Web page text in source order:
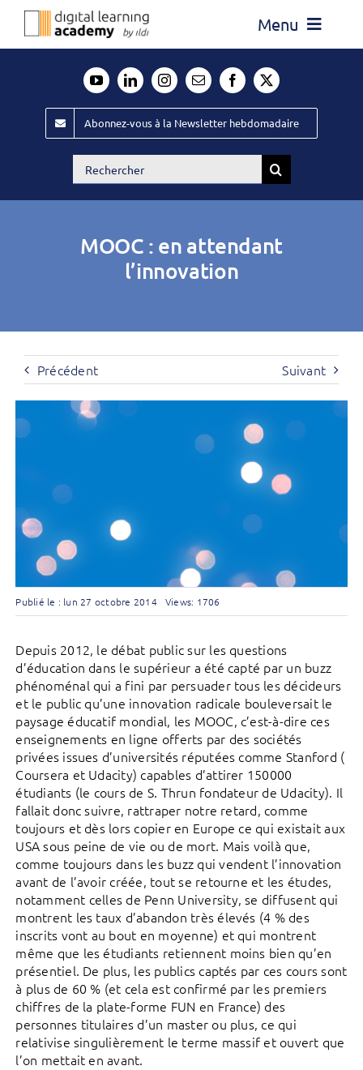
Passer
Menu
Évènements ILDI
Offres d’emploi
Abonnez-vous à la Newsletter hebdomadaire
Rechercher:
MOOC : en attendant
l’innovation
Précédent Suivant
Publié le : lun 27 octobre 2014 Views: 1706
Depuis 2012, le débat public sur les questions
d’éducation dans le supérieur a été capté par un buzz
phénoménal qui a fini par persuader tous les décideurs
et le public qu’une innovation radicale bouleversait le
paysage éducatif mondial, les MOOC, c’est-à-dire ces
enseignements en ligne offerts par des sociétés
privées issues d’universités réputées comme Stanford (
Coursera et Udacity) capables d’attirer 150000
étudiants (le cours de S. Thrun fondateur de Udacity). Il
fallait donc suivre, rattraper notre retard, comme
toujours et dès lors copier en Europe ce qui existait aux
USA sous peine de vie ou de mort. Mais voilà que,
comme toujours dans les buzz qui vendent l’innovation
avant de l’avoir créée, tout se retourne et les études,
notamment celles de Penn University, se diffusent qui
montrent les taux d’abandon très élevés (4 % des
inscrits vont au bout en moyenne) et qui montrent
même que les étudiants retiennent moins bien qu’en
présentiel. De plus, les publics captés par ces cours sont
à plus de 60 % (et cela est confirmé par les premiers
chiffres de la plate-forme FUN en France) des
personnes titulaires d’un master ou plus, ce qui
relativise singulièrement le terme massif et ouvert que
l’on mettait en avant.